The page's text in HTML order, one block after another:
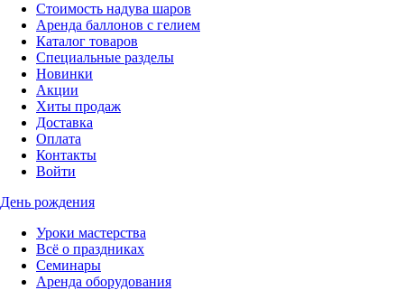
Стоимость надува шаров
Аренда баллонов с гелием
Каталог товаров
Специальные разделы
Новинки
Акции
Хиты продаж
Доставка
Оплата
Контакты
Войти
День рождения
Уроки мастерства
Всё о праздниках
Семинары
Аренда оборудования